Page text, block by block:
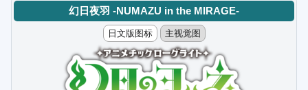
幻日夜羽 -NUMAZU in the MIRAGE-
日文版图标 主视觉图